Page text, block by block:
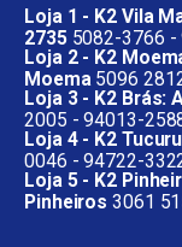
Loja 1 - K2 Vila
27355082-3766 -
Loja 2 - K2
Moema5096
Loja 3 - K2 Brás:
2005 -94013-
Loja 4 - K2
0046 -94722-
Loja 5 - K2
Pinheiros 3061